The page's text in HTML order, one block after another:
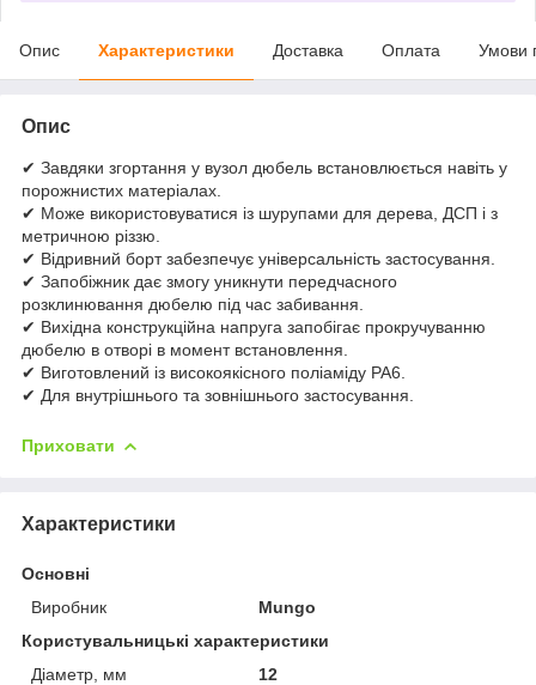
Опис Характеристики Доставка Оплата Умови
Опис
✔ Завдяки згортання у вузол дюбель встановлюється навіть у
порожнистих матеріалах.
✔ Може використовуватися із шурупами для дерева, ДСП і з
метричною різзю.
✔ Відривний борт забезпечує універсальність застосування.
✔ Запобіжник дає змогу уникнути передчасного
розклинювання дюбелю під час забивання.
✔ Вихідна конструкційна напруга запобігає прокручуванню
дюбелю в отворі в момент встановлення.
✔ Виготовлений із високоякісного поліаміду РА6.
✔ Для внутрішнього та зовнішнього застосування.
Приховати
Характеристики
Основні
Виробник
Mungo
Користувальницькі характеристики
Діаметр, мм
12